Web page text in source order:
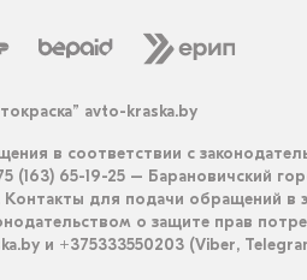
avto-kraska.by
в соответствии с
65-19-25 – Барановичский
Контакты для подачи обращений в
о защите прав
и +375333550203 (Viber,